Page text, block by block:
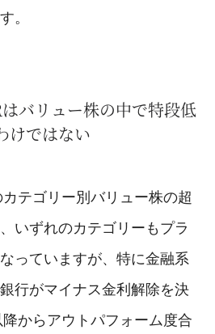
。
バリュー株の中で特段低
けではない
テゴリー別バリュー株の超
いずれのカテゴリーもプラ
っていますが、特に金融系
行がマイナス金利解除を決
からアウトパフォーム度合